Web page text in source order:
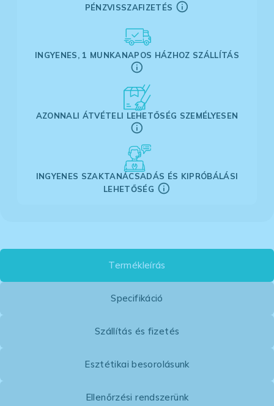
PÉNZVISSZAFIZETÉS
INGYENES, 1 MUNKANAPOS HÁZHOZ SZÁLLÍTÁS
AZONNALI ÁTVÉTELI LEHETŐSÉG SZEMÉLYESEN
INGYENES SZAKTANÁCSADÁS ÉS KIPRÓBÁLÁSI
LEHETŐSÉG
Termékleírás
Specifikáció
Szállítás és fizetés
Esztétikai besorolásunk
Ellenőrzési rendszerünk